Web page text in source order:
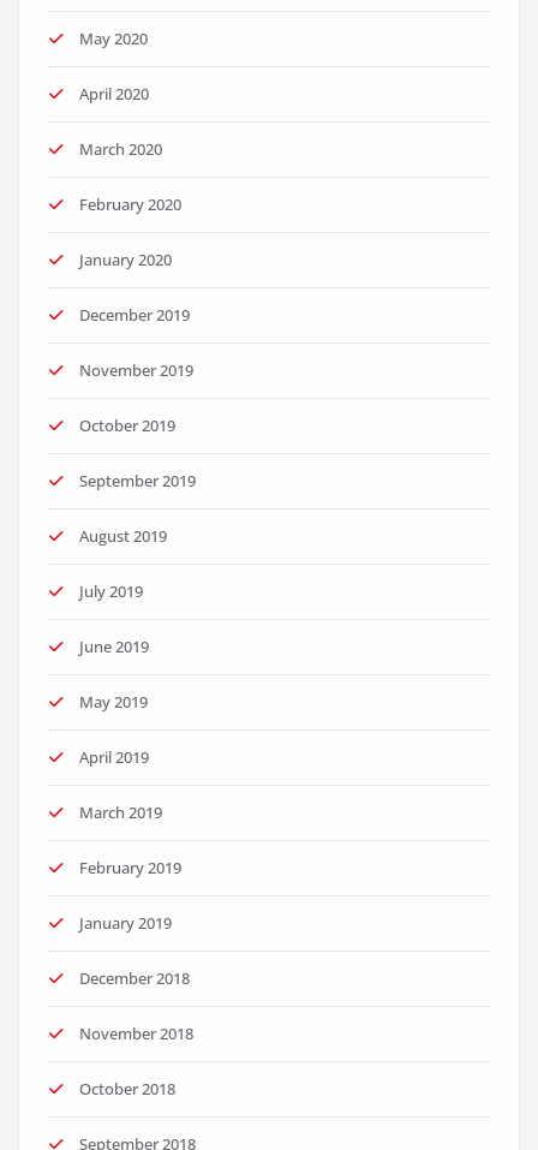
May 2020
April 2020
March 2020
February 2020
January 2020
December 2019
November 2019
October 2019
September 2019
August 2019
July 2019
June 2019
May 2019
April 2019
March 2019
February 2019
January 2019
December 2018
November 2018
October 2018
September 2018